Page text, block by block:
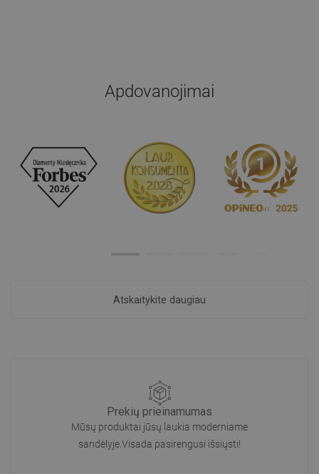
Apdovanojimai
Atskaitykite daugiau
Prekių prieinamumas
Mūsų produktai jūsų laukia moderniame
sandėlyje.Visada pasirengusi išsiųsti!